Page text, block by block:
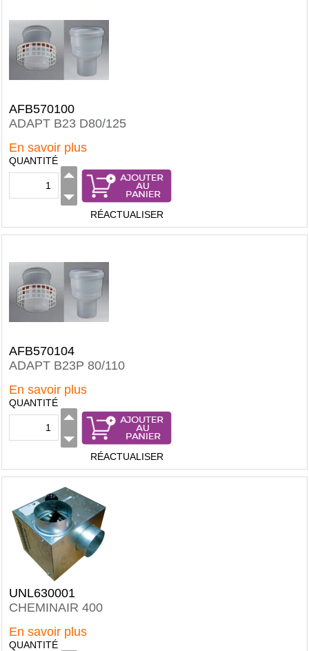
AFB570100
ADAPT B23 D80/125
En savoir plus
QUANTITÉ
RÉACTUALISER
AFB570104
ADAPT B23P 80/110
En savoir plus
QUANTITÉ
RÉACTUALISER
UNL630001
CHEMINAIR 400
En savoir plus
QUANTITÉ